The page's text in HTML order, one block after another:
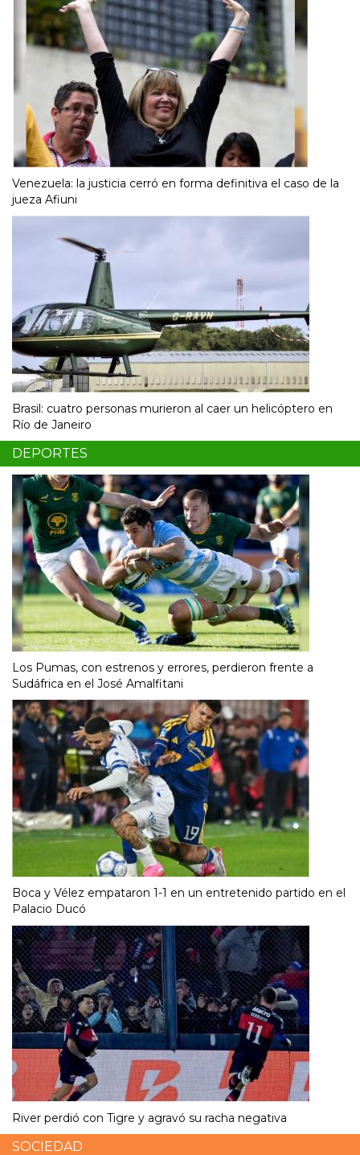
Venezuela: la justicia cerró en forma definitiva el caso de la
jueza Afiuni
Brasil: cuatro personas murieron al caer un helicóptero en
Río de Janeiro
DEPORTES
Los Pumas, con estrenos y errores, perdieron frente a
Sudáfrica en el José Amalfitani
Boca y Vélez empataron 1-1 en un entretenido partido en el
Palacio Ducó
River perdió con Tigre y agravó su racha negativa
SOCIEDAD